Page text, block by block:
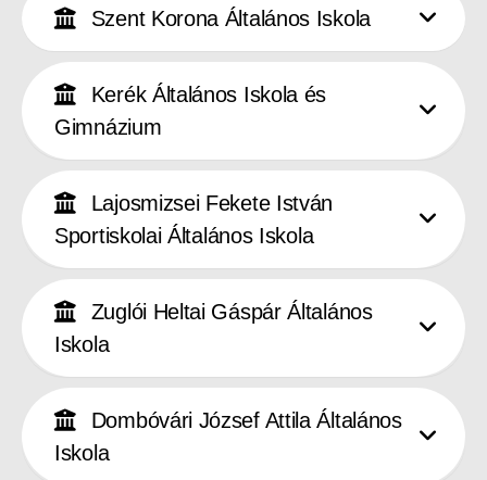
Szent Korona Általános Iskola
Kerék Általános Iskola és
Gimnázium
Lajosmizsei Fekete István
Sportiskolai Általános Iskola
Zuglói Heltai Gáspár Általános
Iskola
Dombóvári József Attila Általános
Iskola